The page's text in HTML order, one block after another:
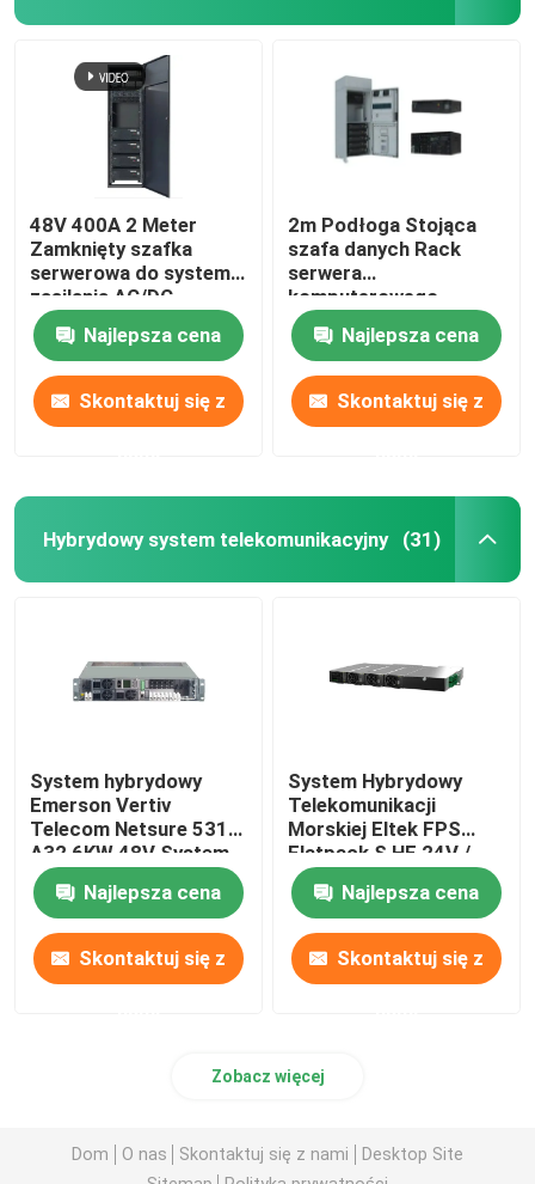
48V 400A 2 Meter
Zamknięty szafka
serwerowa do systemu
zasilania AC/DC
MTS9604B-N20B1
Najlepsza cena
Skontaktuj się z
2m Podłoga Stojąca
szafa danych Rack
serwera
komputerowego
Dostosowywalny
MTS9604B-N20B1
Najlepsza cena
Skontaktuj się z
Hybrydowy system telekomunikacyjny (31)
System hybrydowy
Emerson Vertiv
Telecom Netsure 531
A32 6KW 48V System
zasilania prądem
stałymNajlepsza cena
Skontaktuj się z
System Hybrydowy
Telekomunikacji
Morskiej Eltek FPS
Flatpack S HE 24V /
36V / 48V 1U
Najlepsza cena
Skontaktuj się z
Zobacz więcej
Dom O nas Skontaktuj się z nami
Desktop Site